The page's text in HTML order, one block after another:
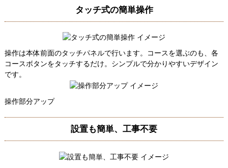
タッチ式の簡単操作
操作は本体前面のタッチパネルで行います。コースを選ぶのも、各
コースボタンをタッチするだけ。シンプルで分かりやすいデザイン
です。
操作部分アップ
設置も簡単、工事不要